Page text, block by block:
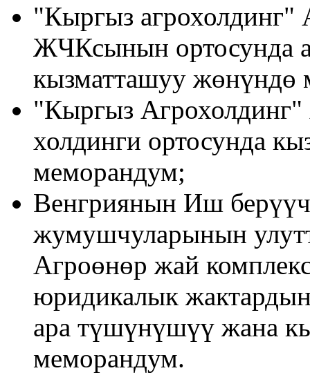
"Кыргыз
ЖЧКсынын ортосунда
кызматташуу жөнүндө
"Кыргыз
холдинги ортосунда
меморандум;
Венгриянын Иш
жумушчуларынын
Агроөнөр жай
юридикалык
ара түшүнүшүү жана
меморандум.